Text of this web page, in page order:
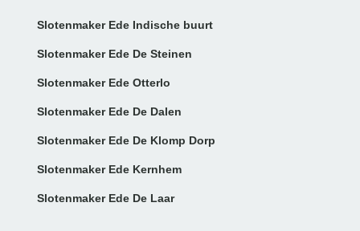
Slotenmaker Ede Indische buurt
Slotenmaker Ede De Steinen
Slotenmaker Ede Otterlo
Slotenmaker Ede De Dalen
Slotenmaker Ede De Klomp Dorp
Slotenmaker Ede Kernhem
Slotenmaker Ede De Laar